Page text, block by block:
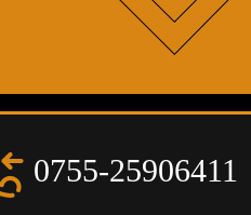
0755-25906411